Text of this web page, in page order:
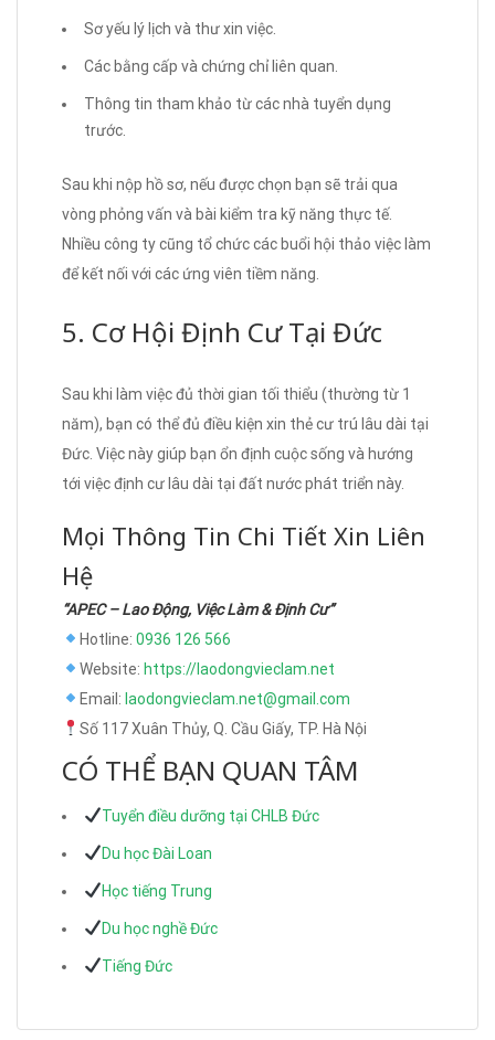
Sơ yếu lý lịch và thư xin việc.
Các bằng cấp và chứng chỉ liên quan.
Thông tin tham khảo từ các nhà tuyển dụng
trước.
Sau khi nộp hồ sơ, nếu được chọn bạn sẽ trải qua
vòng phỏng vấn và bài kiểm tra kỹ năng thực tế.
Nhiều công ty cũng tổ chức các buổi hội thảo việc làm
để kết nối với các ứng viên tiềm năng.
5. Cơ Hội Định Cư Tại Đức
Sau khi làm việc đủ thời gian tối thiểu (thường từ 1
năm), bạn có thể đủ điều kiện xin thẻ cư trú lâu dài tại
Đức. Việc này giúp bạn ổn định cuộc sống và hướng
tới việc định cư lâu dài tại đất nước phát triển này.
Mọi Thông Tin Chi Tiết Xin Liên
Hệ
“APEC – Lao Động, Việc Làm & Định Cư”
Hotline: 0936 126 566
Website: https://laodongvieclam.net
Email: laodongvieclam.net@gmail.com
Số 117 Xuân Thủy, Q. Cầu Giấy, TP. Hà Nội
CÓ THỂ BẠN QUAN TÂM
Tuyển điều dưỡng tại CHLB Đức
Du học Đài Loan
Học tiếng Trung
Du học nghề Đức
Tiếng Đức